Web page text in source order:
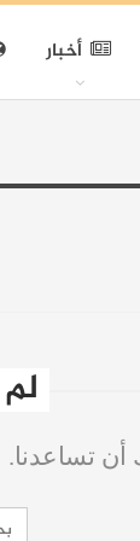
أخبار
أن تساعدنا.